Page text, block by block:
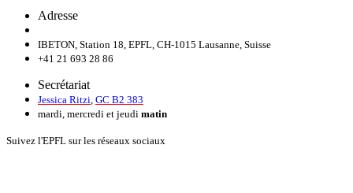
Adresse
IBETON, Station 18, EPFL, CH-1015 Lausanne, Suisse
+41 21 693 28 86
Secrétariat
Jessica Ritzi GC B2 383
mardi, mercredi et jeudi matin
Suivez l'EPFL sur les réseaux sociaux